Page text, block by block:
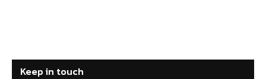
Keep in touch